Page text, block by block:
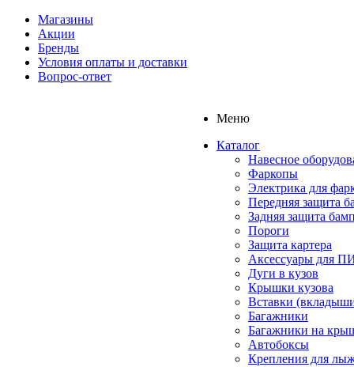
Магазины
Акции
Бренды
Условия оплаты и доставки
Вопрос-ответ
Меню
Каталог
Навесное
Фаркопы
Электрика для
Передняя защита
Задняя защита
Пороги
Защита картера
Аксессуары для
Дуги в кузов
Крышки кузова
Вставки
Багажники
Багажники на
Автобоксы
Крепления для